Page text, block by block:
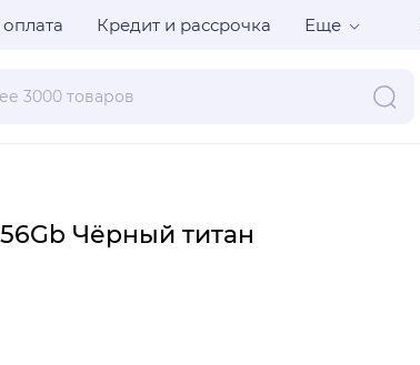
Кредит и рассрочка Еще
Чёрный титан